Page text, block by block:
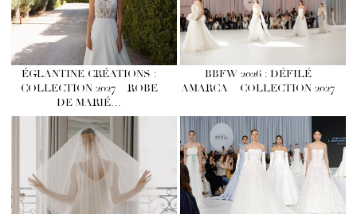
ÉGLANTINE CRÉATIONS :
COLLECTION 2027 – ROBE
DE MARIÉ…
BBFW 2026 : DÉFILÉ
AMARCA – COLLECTION 2027